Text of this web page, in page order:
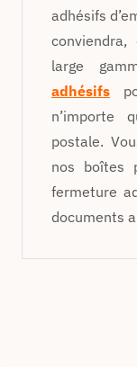
adhésifs
large
adhésifs
n’importe
postale.
nos boîtes
fermeture
documents